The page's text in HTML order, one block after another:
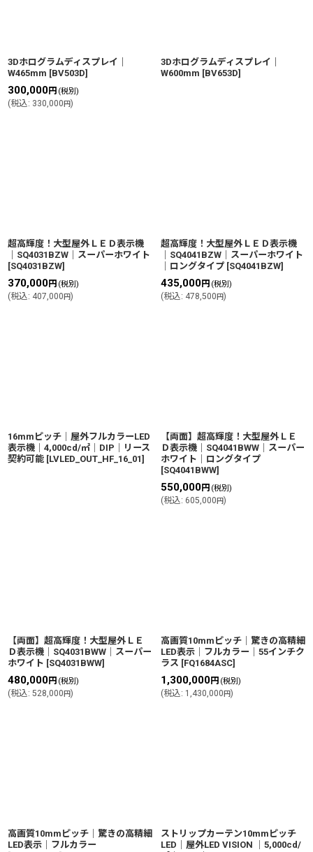
3Dホログラムディスプレイ｜
W465mm [BV503D]
300,000円 (税別)
(税込: 330,000円)
3Dホログラムディスプレイ｜
W600mm [BV653D]
超高輝度！大型屋外ＬＥＤ表示機
│SQ4031BZW│スーパーホワイト
[SQ4031BZW]
370,000円 (税別)
(税込: 407,000円)
超高輝度！大型屋外ＬＥＤ表示機
│SQ4041BZW│スーパーホワイト
│ロングタイプ [SQ4041BZW]
435,000円 (税別)
(税込: 478,500円)
16mmピッチ│屋外フルカラーLED
表示機│4,000cd/㎡│DIP│リース
契約可能 [LVLED_OUT_HF_16_01]
【両面】超高輝度！大型屋外ＬＥ
Ｄ表示機│SQ4041BWW│スーパー
ホワイト│ロングタイプ
[SQ4041BWW]
550,000円 (税別)
(税込: 605,000円)
【両面】超高輝度！大型屋外ＬＥ
Ｄ表示機│SQ4031BWW│スーパー
ホワイト [SQ4031BWW]
480,000円 (税別)
(税込: 528,000円)
高画質10mmピッチ│驚きの高精細
LED表示│フルカラー│55インチク
ラス [FQ1684ASC]
1,300,000円 (税別)
(税込: 1,430,000円)
高画質10mmピッチ│驚きの高精細
LED表示│フルカラー
ストリップカーテン10mmピッチ
LED│屋外LED VISION │5,000cd/